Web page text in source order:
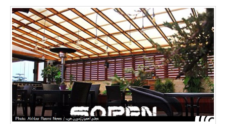
بانک، بیمه و سرمایه
مسکن و ساختمان